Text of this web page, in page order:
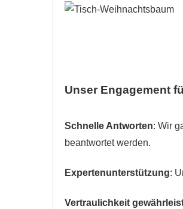
Unser Engagement
Schnelle Antworten: Wir
beantwortet werden.
Expertenunterstützung:
Vertraulichkeit